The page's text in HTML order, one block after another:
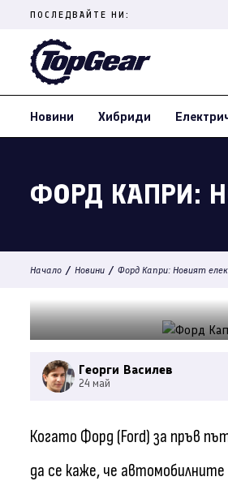
content
(Press
ПОСЛЕДВАЙТЕ НИ:
Новини Хибриди
ФОРД КАПРИ:
Начало / Новини / Форд Капри: Новият
Георги Василев
24 май
Когато Форд (Ford) за пръв
да се каже, че